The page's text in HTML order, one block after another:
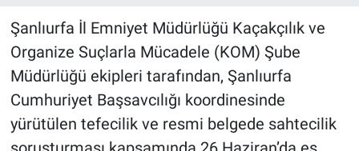
Şanlıurfa İl Emniyet Müdürlüğü Kaçakçılık ve
Organize Suçlarla Mücadele (KOM) Şube
Müdürlüğü ekipleri tarafından, Şanlıurfa
Cumhuriyet Başsavcılığı koordinesinde
yürütülen tefecilik ve resmi belgede sahtecilik